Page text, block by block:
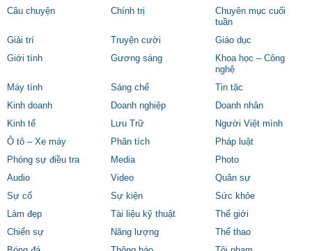
Câu chuyện
Chính trị
Chuyên mục cuối
tuần
Giải trí
Truyện cười
Giáo dục
Giới tính
Gương sáng
Khoa học – Công
nghệ
Máy tính
Sáng chế
Tin tặc
Kinh doanh
Doanh nghiệp
Doanh nhân
Kinh tế
Lưu Trữ
Người Việt mình
Ô tô – Xe máy
Phân tích
Pháp luật
Phóng sự điều tra
Media
Photo
Audio
Video
Quân sự
Sự cố
Sự kiện
Sức khỏe
Làm đẹp
Tài liệu kỹ thuật
Thế giới
Chiến sự
Năng lượng
Thể thao